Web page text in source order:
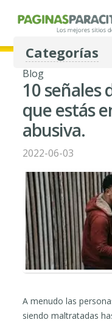
Categorías
Blog
10 señales
que estás
abusiva.
2022-06-03
A menudo las
siendo maltratadas